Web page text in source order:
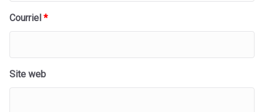
Courriel *
Site web